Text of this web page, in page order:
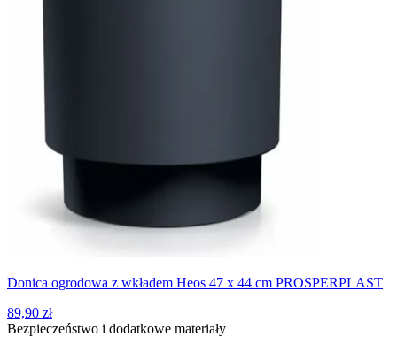
Donica ogrodowa z wkładem Heos 47 x 44 cm PROSPERPLAST
89,90 zł
Bezpieczeństwo i dodatkowe materiały